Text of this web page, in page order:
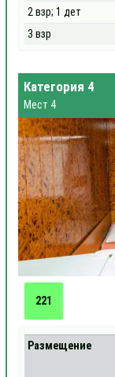
2 взр; 1 дет
3 взр
Категория 4
Мест 4
221
Размещение